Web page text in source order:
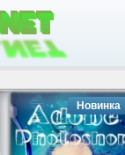
Новинка